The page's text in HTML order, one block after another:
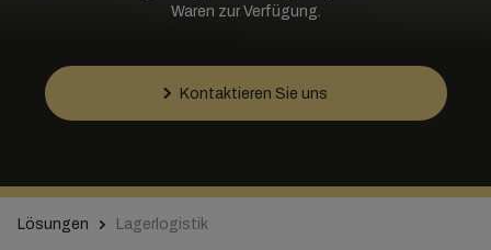
Waren zur Verfügung.
Kontaktieren Sie uns
Lösungen Lagerlogistik